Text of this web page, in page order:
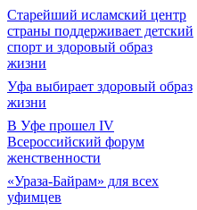
Старейший исламский центр
страны поддерживает детский
спорт и здоровый образ
жизни
Уфа выбирает здоровый образ
жизни
В Уфе прошел IV
Всероссийский форум
женственности
«Ураза-Байрам» для всех
уфимцев